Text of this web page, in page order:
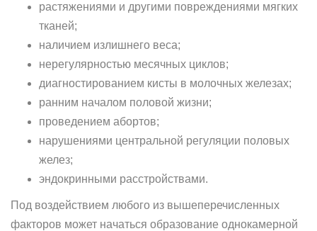
растяжениями и другими повреждениями мягких
тканей;
наличием излишнего веса;
нерегулярностью месячных циклов;
диагностированием кисты в молочных железах;
ранним началом половой жизни;
проведением абортов;
нарушениями центральной регуляции половых
желез;
эндокринными расстройствами.
Под воздействием любого из вышеперечисленных
факторов может начаться образование однокамерной